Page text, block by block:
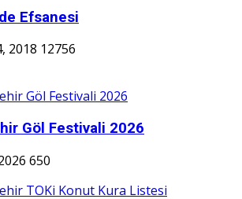
Efsanesi
2018 12756
Göl Festivali 2026
650